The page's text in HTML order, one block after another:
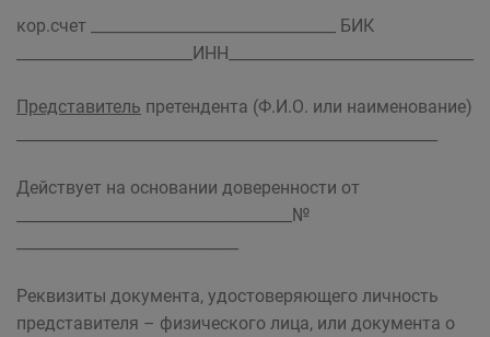
кор.счет ________________________________ БИК
_______________________ИНН________________________________
Представитель претендента (Ф.И.О. или наименование)
Действует на основании доверенности от
____________________________________№
Реквизиты документа, удостоверяющего личность
представителя – физического лица, или документа о